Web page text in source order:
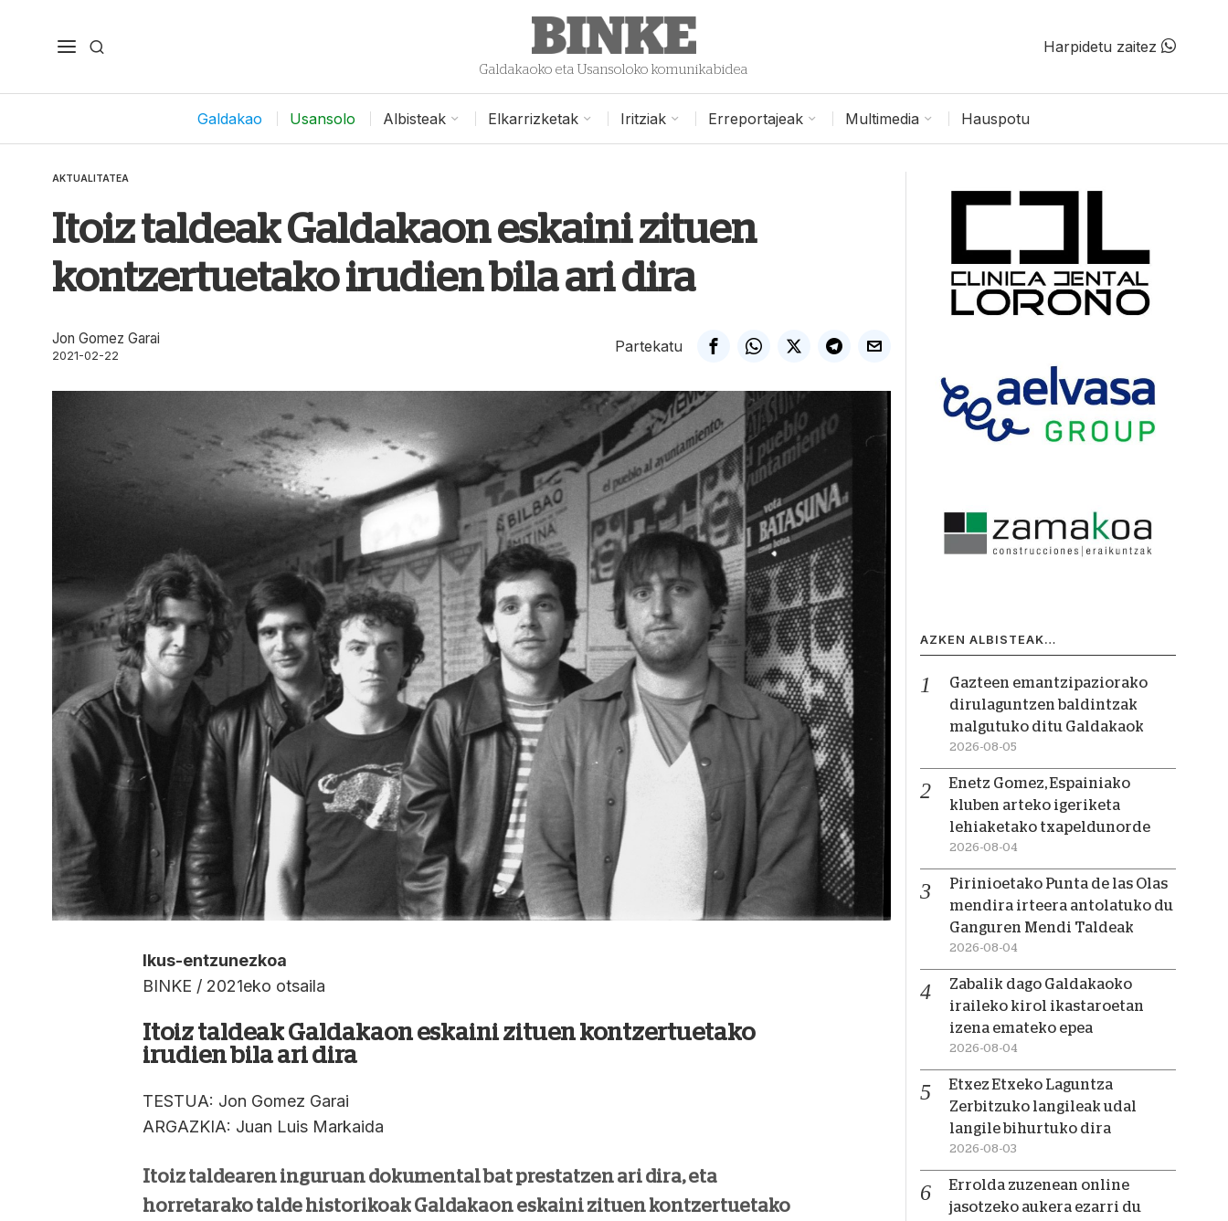
Galdakaoko eta Usansoloko komunikabidea
Harpidetu zaitez
Galdakao Usansolo Albisteak Elkarrizketak Iritziak Erreportajeak Multimedia Hauspotu
AKTUALITATEA
Itoiz taldeak Galdakaon eskaini zituen
kontzertuetako irudien bila ari dira
Jon Gomez Garai
2021-02-22
Partekatu
Ikus-entzunezkoa
BINKE / 2021eko otsaila
Itoiz taldeak Galdakaon eskaini zituen kontzertuetako
irudien bila ari dira
TESTUA: Jon Gomez Garai
ARGAZKIA: Juan Luis Markaida
Itoiz taldearen inguruan dokumental bat prestatzen ari dira, eta
horretarako talde historikoak Galdakaon eskaini zituen kontzertuetako
AZKEN ALBISTEAK…
Gazteen emantzipaziorako
dirulaguntzen baldintzak
malgutuko ditu Galdakaok
2026-08-05
Enetz Gomez, Espainiako
kluben arteko igeriketa
lehiaketako txapeldunorde
2026-08-04
Pirinioetako Punta de las Olas
mendira irteera antolatuko du
Ganguren Mendi Taldeak
2026-08-04
Zabalik dago Galdakaoko
iraileko kirol ikastaroetan
izena emateko epea
2026-08-04
Etxez Etxeko Laguntza
Zerbitzuko langileak udal
langile bihurtuko dira
2026-08-03
Errolda zuzenean online
jasotzeko aukera ezarri du